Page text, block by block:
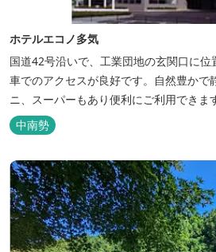
ホテルエコノ多気
国道42号沿いで、工業団地の玄関口に位
車でのアクセスが良好です。自然豊かで
ニ、スーパーもあり便利にご利用できま
ス)、大型無料駐車場も完備。
中南勢